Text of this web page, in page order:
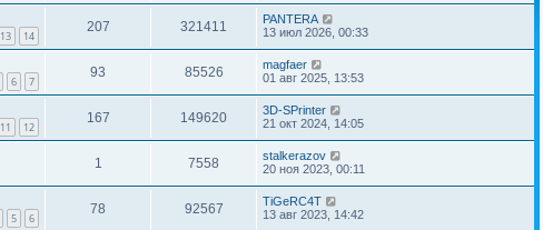
13 14
207 321411
PANTERA
13 июл 2026, 00:33
6 7
93 85526
magfaer
01 авг 2025, 13:53
11 12
167 149620
3D-SPrinter
21 окт 2024, 14:05
1 7558
stalkerazov
20 ноя 2023, 00:11
5 6
78 92567
TiGeRC4T
13 авг 2023, 14:42